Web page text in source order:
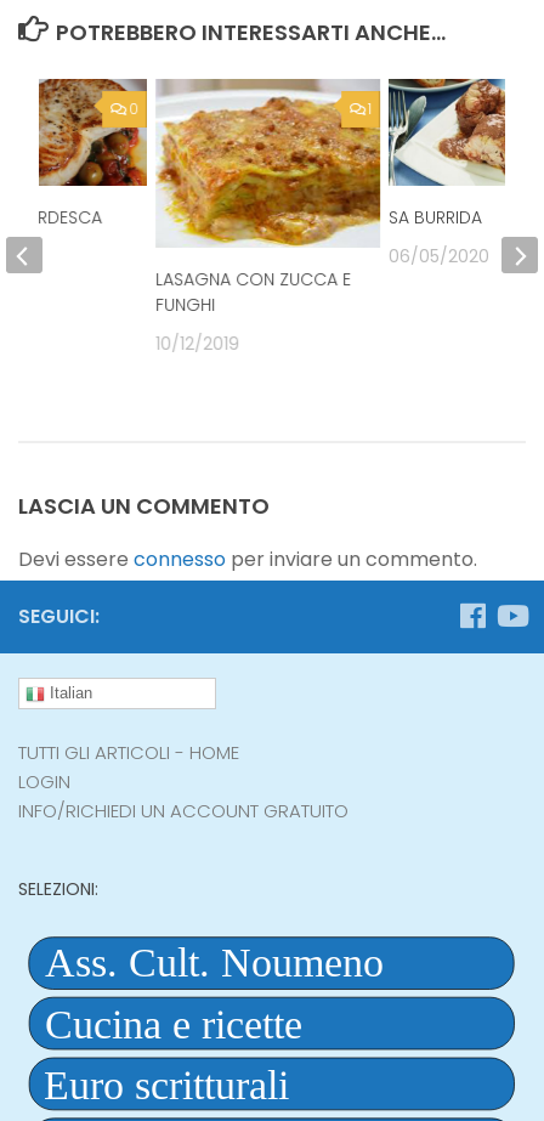
POTREBBERO INTERESSARTI ANCHE...
1
LASAGNA CON ZUCCA E
FUNGHI
10/12/2019
SA BURRIDA
06/05/2020
0
VERDESCA
LASCIA UN COMMENTO
Devi essere connesso per inviare un commento.
SEGUICI:
Italian
TUTTI GLI ARTICOLI - HOME
LOGIN
INFO/RICHIEDI UN ACCOUNT GRATUITO
SELEZIONI: